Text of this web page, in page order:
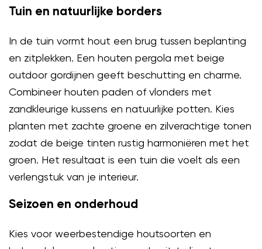
Tuin en natuurlijke borders
In de tuin vormt hout een brug tussen beplanting
en zitplekken. Een houten pergola met beige
outdoor gordijnen geeft beschutting en charme.
Combineer houten paden of vlonders met
zandkleurige kussens en natuurlijke potten. Kies
planten met zachte groene en zilverachtige tonen
zodat de beige tinten rustig harmoniëren met het
groen. Het resultaat is een tuin die voelt als een
verlengstuk van je interieur.
Seizoen en onderhoud
Kies voor weerbestendige houtsoorten en